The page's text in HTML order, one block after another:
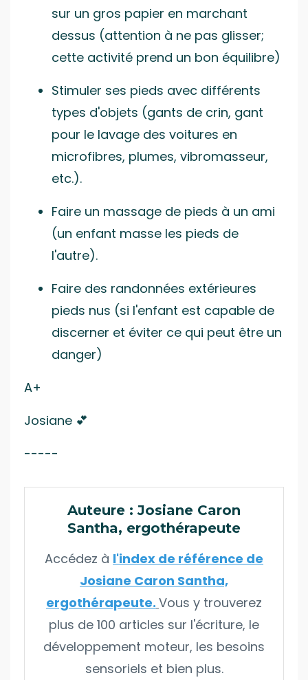
sur un gros papier en marchant
dessus (attention à ne pas glisser;
cette activité prend un bon équilibre)
Stimuler ses pieds avec différents
types d'objets (gants de crin, gant
pour le lavage des voitures en
microfibres, plumes, vibromasseur,
etc.).
Faire un massage de pieds à un ami
(un enfant masse les pieds de
l'autre).
Faire des randonnées extérieures
pieds nus (si l'enfant est capable de
discerner et éviter ce qui peut être un
danger)
A+
Josiane 💕
-----
Auteure : Josiane Caron
Santha, ergothérapeute
Accédez à l'index de référence de
Josiane Caron Santha,
ergothérapeute. Vous y trouverez
plus de 100 articles sur l'écriture, le
développement moteur, les besoins
sensoriels et bien plus.